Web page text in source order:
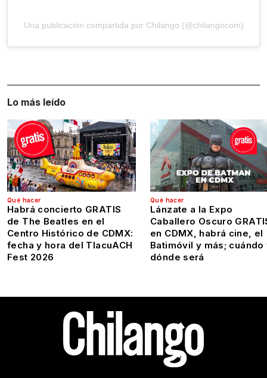
Una publicación compartida por Chilango (@chilangocom)
Lo más leído
Qué hacer
Habrá concierto GRATIS
de The Beatles en el
Centro Histórico de CDMX:
fecha y hora del TlacuACH
Fest 2026
Qué hacer
Lánzate a la Expo
Caballero Oscuro
en CDMX, habrá cine, el
Batimóvil y más; cuándo
dónde será